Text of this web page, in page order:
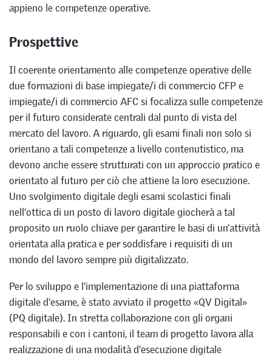
appieno le competenze operative.
Prospettive
Il coerente orientamento alle competenze operative delle
due formazioni di base impiegate/i di commercio CFP e
impiegate/i di commercio AFC si focalizza sulle competenze
per il futuro considerate centrali dal punto di vista del
mercato del lavoro. A riguardo, gli esami finali non solo si
orientano a tali competenze a livello contenutistico, ma
devono anche essere strutturati con un approccio pratico e
orientato al futuro per ciò che attiene la loro esecuzione.
Uno svolgimento digitale degli esami scolastici finali
nell’ottica di un posto di lavoro digitale giocherà a tal
proposito un ruolo chiave per garantire le basi di un’attività
orientata alla pratica e per soddisfare i requisiti di un
mondo del lavoro sempre più digitalizzato.
Per lo sviluppo e l’implementazione di una piattaforma
digitale d’esame, è stato avviato il progetto «QV Digital»
(PQ digitale). In stretta collaborazione con gli organi
responsabili e con i cantoni, il team di progetto lavora alla
realizzazione di una modalità d’esecuzione digitale